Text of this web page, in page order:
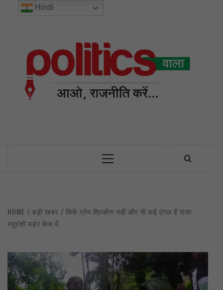
Primary
HOME बड़ी खबर
सिर्फ प्रेम त्रिकोण नहीं और भी कई एंगल हैं राजा
रघुवंशी मर्डर केस में
Hindi